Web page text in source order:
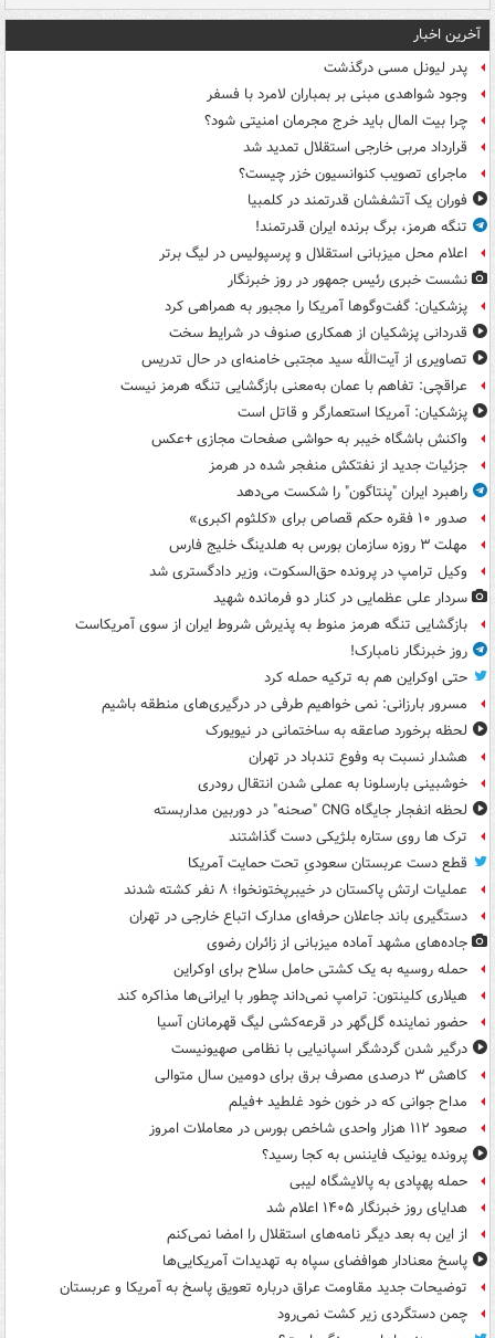
آخرین اخبار
پدر لیونل مسی درگذشت
وجود شواهدی مبنی بر بمباران لامرد با فسفر
چرا بیت المال باید خرج مجرمان امنیتی شود؟
قرارداد مربی خارجی استقلال تمدید شد
ماجرای تصویب کنوانسیون خزر چیست؟
فوران یک آتشفشان قدرتمند در کلمبیا
تنگه هرمز، برگ برنده ایران قدرتمند!
اعلام محل میزبانی استقلال و پرسپولیس در لیگ برتر
نشست خبری رئیس جمهور در روز خبرنگار
پزشکیان: گفت‌وگوها آمریکا را مجبور به همراهی کرد
قدردانی پزشکیان از همکاری صنوف در شرایط سخت
تصاویری از آیت‌الله سید مجتبی خامنه‌ای در حال تدریس
عراقچی: تفاهم با عمان به‌معنی بازگشایی تنگه هرمز نیست
پزشکیان: آمریکا استعمارگر و قاتل است
واکنش باشگاه خیبر به حواشی صفحات مجازی +عکس
جزئیات جدید از نفتکش منفجر شده در هرمز
راهبرد ایران "پنتاگون" را شکست می‌دهد
صدور ۱۰ فقره حکم قصاص برای «کلثوم اکبری»
مهلت ۳ روزه سازمان بورس به هلدینگ خلیج فارس
وکیل ترامپ در پرونده حق‌السکوت، وزیر دادگستری شد
سردار علی عظمایی در کنار دو فرمانده شهید
بازگشایی تنگه هرمز منوط به پذیرش شروط ایران از سوی آمریکاست
روز خبرنگار نامبارک!
حتی اوکراین هم به ترکیه حمله کرد
مسرور بارزانی: نمی خواهیم طرفی در درگیری‌های منطقه باشیم
لحظه برخورد صاعقه به ساختمانی در نیویورک
هشدار نسبت به وفوع تندباد در تهران
خوشبینی بارسلونا به عملی شدن انتقال رودری
لحظه انفجار جایگاه CNG "صحنه" در دوربین مداربسته
ترک ها روی ستاره بلژیکی دست گذاشتند
قطع دست عربستان سعودیِ تحت حمایت آمریکا
عملیات ارتش پاکستان در خیبرپختونخوا؛ ۸ نفر کشته شدند
دستگیری باند جاعلان حرفه‌ای مدارک اتباع خارجی در تهران
جاده‌های مشهد آماده میزبانی از زائران رضوی
حمله روسیه به یک کشتی حامل سلاح برای اوکراین
هیلاری کلینتون: ترامپ نمی‌داند چطور با ایرانی‌ها مذاکره کند
حضور نماینده گل‌گهر در قرعه‌کشی لیگ قهرمانان آسیا
درگیر شدن گردشگر اسپانیایی با نظامی صهیونیست
کاهش ۳ درصدی مصرف برق برای دومین سال متوالی
مداح جوانی که در خون خود غلطید +فیلم
صعود ۱۱۲ هزار واحدی شاخص بورس در معاملات امروز
پرونده یونیک فایننس به کجا رسید؟
حمله پهپادی به پالایشگاه لیبی
هدایای روز خبرنگار ۱۴۰۵ اعلام شد
از این به بعد دیگر نامه‌های استقلال را امضا نمی‌کنم
پاسخ معنادار هوافضای سپاه به تهدیدات آمریکایی‌ها
توضیحات جدید مقاومت عراق درباره تعویق پاسخ به آمریکا و عربستان
چمن دستگردی زیر کشت نمی‌رود